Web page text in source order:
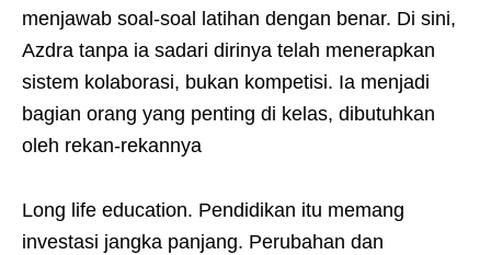
menjawab soal-soal latihan dengan benar. Di sini,
Azdra tanpa ia sadari dirinya telah menerapkan
sistem kolaborasi, bukan kompetisi. Ia menjadi
bagian orang yang penting di kelas, dibutuhkan
oleh rekan-rekannya
Long life education. Pendidikan itu memang
investasi jangka panjang. Perubahan dan